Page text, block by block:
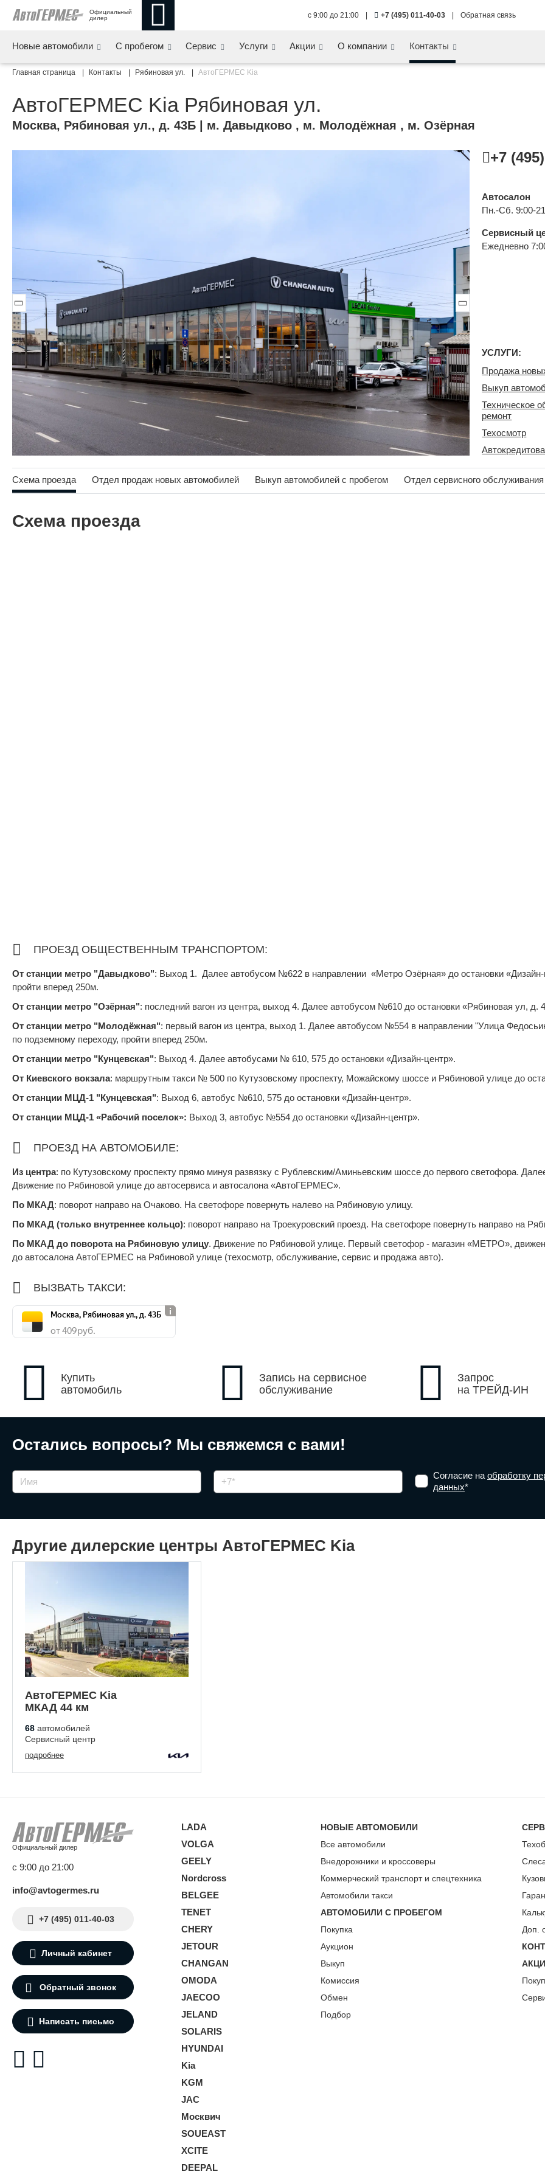
Официальный
дилер
с 9:00 до 21:00 +7 (495) 011-40-03 Обратная связь
Новые автомобили С пробегом Сервис Услуги Акции О компании Контакты
Главная страница Контакты Рябиновая ул. АвтоГЕРМЕС Kia
АвтоГЕРМЕС Kia Рябиновая ул.
Москва, Рябиновая ул., д. 43Б | м. Давыдково , м. Молодёжная , м. Озёрная
+7
Автосалон
Пн.-Сб. 9:00-
Сервисный
Ежедневно
УСЛУГИ:
Продажа
Выкуп
Техническое
ремонт
Техосмотр
Схема проезда Отдел продаж новых автомобилей Выкуп автомобилей с пробегом Отдел сервисного обслуживания
Схема проезда
ПРОЕЗД ОБЩЕСТВЕННЫМ ТРАНСПОРТОМ:
От станции метро "Давыдково": Выход 1. Далее автобусом №622 в направлении «Метро Озёрная» до остановки
пройти вперед 250м.
От станции метро "Озёрная": последний вагон из центра, выход 4. Далее автобусом №610 до остановки «Рябиновая ул, д.
От станции метро "Молодёжная": первый вагон из центра, выход 1. Далее автобусом №554 в направлении "Улица
по подземному переходу, пройти вперед 250м.
От станции метро "Кунцевская": Выход 4. Далее автобусами № 610, 575 до остановки «Дизайн-центр».
От Киевского вокзала: маршрутным такси № 500 по Кутузовскому проспекту, Можайскому шоссе и Рябиновой улице до
От станции МЦД-1 "Кунцевская": Выход 6, автобус №610, 575 до остановки «Дизайн-центр».
От станции МЦД-1 «Рабочий поселок»: Выход 3, автобус №554 до остановки «Дизайн-центр».
ПРОЕЗД НА АВТОМОБИЛЕ:
Из центра: по Кутузовскому проспекту прямо минуя развязку с Рублевским/Аминьевским шоссе до первого светофора.
Движение по Рябиновой улице до автосервиса и автосалона «АвтоГЕРМЕС».
По МКАД: поворот направо на Очаково. На светофоре повернуть налево на Рябиновую улицу.
По МКАД (только внутреннее кольцо): поворот направо на Троекуровский проезд. На светофоре повернуть направо на
По МКАД до поворота на Рябиновую улицу. Движение по Рябиновой улице. Первый светофор - магазин «МЕТРО»,
до автосалона АвтоГЕРМЕС на Рябиновой улице (техосмотр, обслуживание, сервис и продажа авто).
ВЫЗВАТЬ ТАКСИ:
Москва, Рябиновая ул., д. 43Б
от 409 руб.
Купить
автомобиль
Запись на сервисное
обслуживание
Запрос
на ТРЕЙД-ИН
Остались вопросы? Мы свяжемся с вами!
Согласие на обработку
данных*
Другие дилерские центры АвтоГЕРМЕС Kia
АвтоГЕРМЕС Kia
МКАД 44 км
68 автомобилей
Сервисный центр
подробнее
Официальный дилер
с 9:00 до 21:00
info@avtogermes.ru
+7 (495) 011-40-03
Личный кабинет
Обратный звонок
Написать письмо
LADA
VOLGA
GEELY
Nordcross
BELGEE
TENET
CHERY
JETOUR
CHANGAN
OMODA
JAECOO
JELAND
SOLARIS
HYUNDAI
Kia
KGM
JAC
Москвич
SOUEAST
XCITE
DEEPAL
НОВЫЕ АВТОМОБИЛИ
Все автомобили
Внедорожники и кроссоверы
Коммерческий транспорт и спецтехника
Автомобили такси
АВТОМОБИЛИ С ПРОБЕГОМ
Покупка
Аукцион
Выкуп
Комиссия
Обмен
Подбор
Доп.